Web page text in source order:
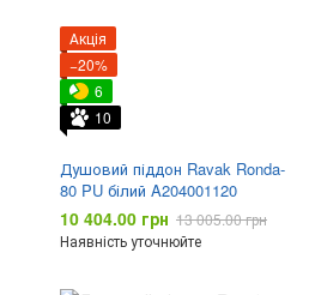
Акція
−20%
6
10
Душовий піддон Ravak Ronda-
80 PU білий A204001120
10 404.00 грн 13 005.00 грн
Наявність уточнюйте